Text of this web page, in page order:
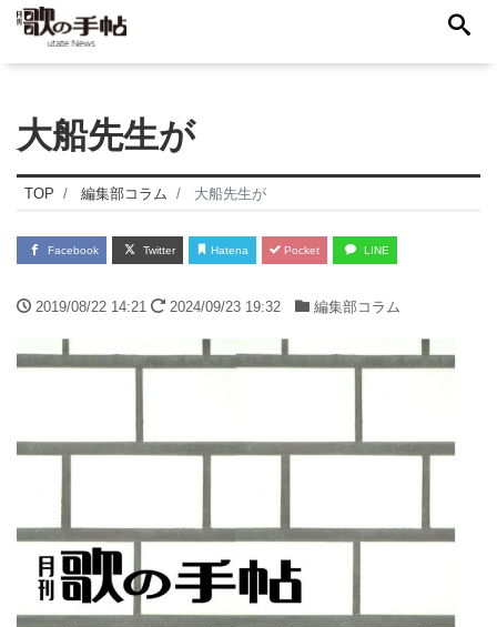
大船先生が
TOP 編集部コラム 大船先生が
Facebook Twitter Hatena Pocket LINE
2019/08/22 14:21 2024/09/23 19:32 編集部コラム